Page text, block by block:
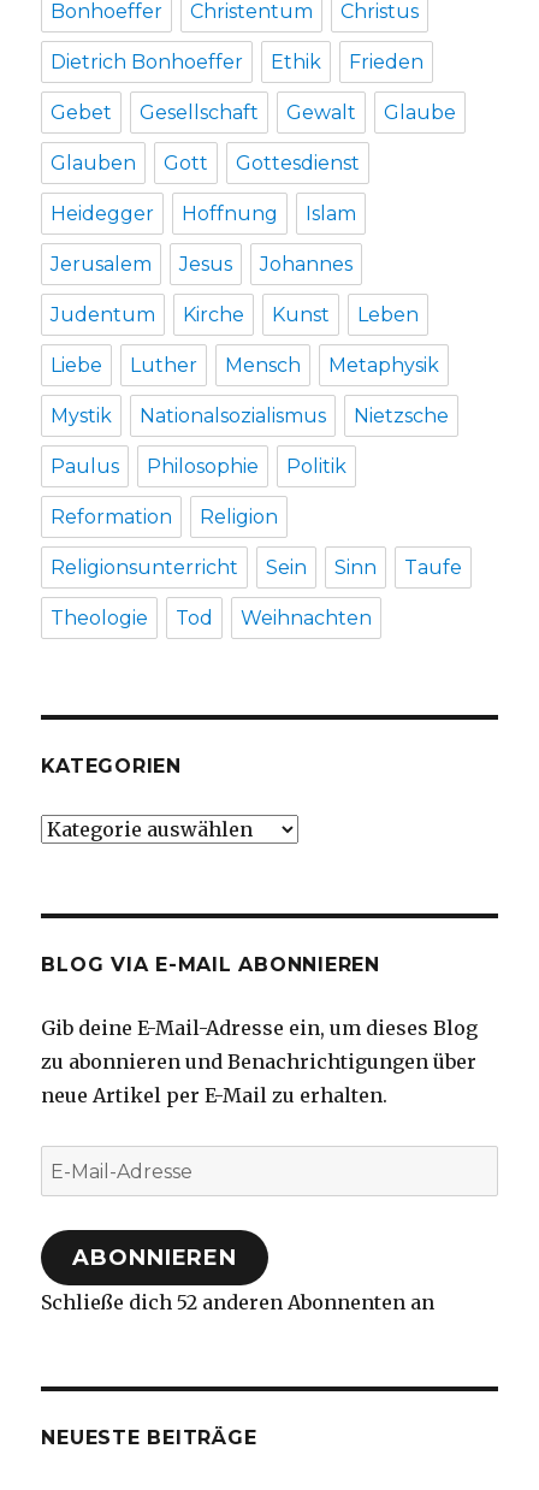
Bonhoeffer Christentum Christus
Dietrich Bonhoeffer Ethik Frieden
Gebet Gesellschaft Gewalt Glaube
Glauben Gott Gottesdienst
Heidegger Hoffnung Islam
Jerusalem Jesus Johannes
Judentum Kirche Kunst Leben
Liebe Luther Mensch Metaphysik
Mystik Nationalsozialismus Nietzsche
Paulus Philosophie Politik
Reformation Religion
Religionsunterricht Sein Sinn Taufe
Theologie Tod Weihnachten
KATEGORIEN
Kategorien
BLOG VIA E-MAIL ABONNIEREN
Gib deine E-Mail-Adresse ein, um dieses Blog
zu abonnieren und Benachrichtigungen über
neue Artikel per E-Mail zu erhalten.
E-
Mail-
Adresse
ABONNIEREN
Schließe dich 52 anderen Abonnenten an
NEUESTE BEITRÄGE